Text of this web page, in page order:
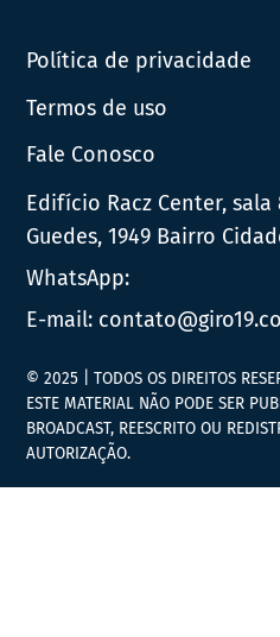
Política de privacidade
Termos de uso
Fale Conosco
Edifício Racz Center, sala
Guedes, 1949 Bairro
WhatsApp:
E-mail:
© 2025 | TODOS OS DIREITOS
ESTE MATERIAL NÃO PODE SER
BROADCAST, REESCRITO OU
AUTORIZAÇÃO.